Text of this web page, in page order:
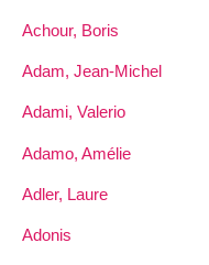
Achour, Boris
Adam, Jean-Michel
Adami, Valerio
Adamo, Amélie
Adler, Laure
Adonis